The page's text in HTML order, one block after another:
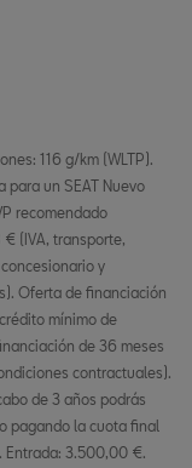
116 g/km (WLTP).
un SEAT Nuevo
recomendado
(IVA, transporte,
y
Oferta de financiación
mínimo de
de 36 meses
contractuales).
de 3 años podrás
pagando la cuota final
3.500,00 €.